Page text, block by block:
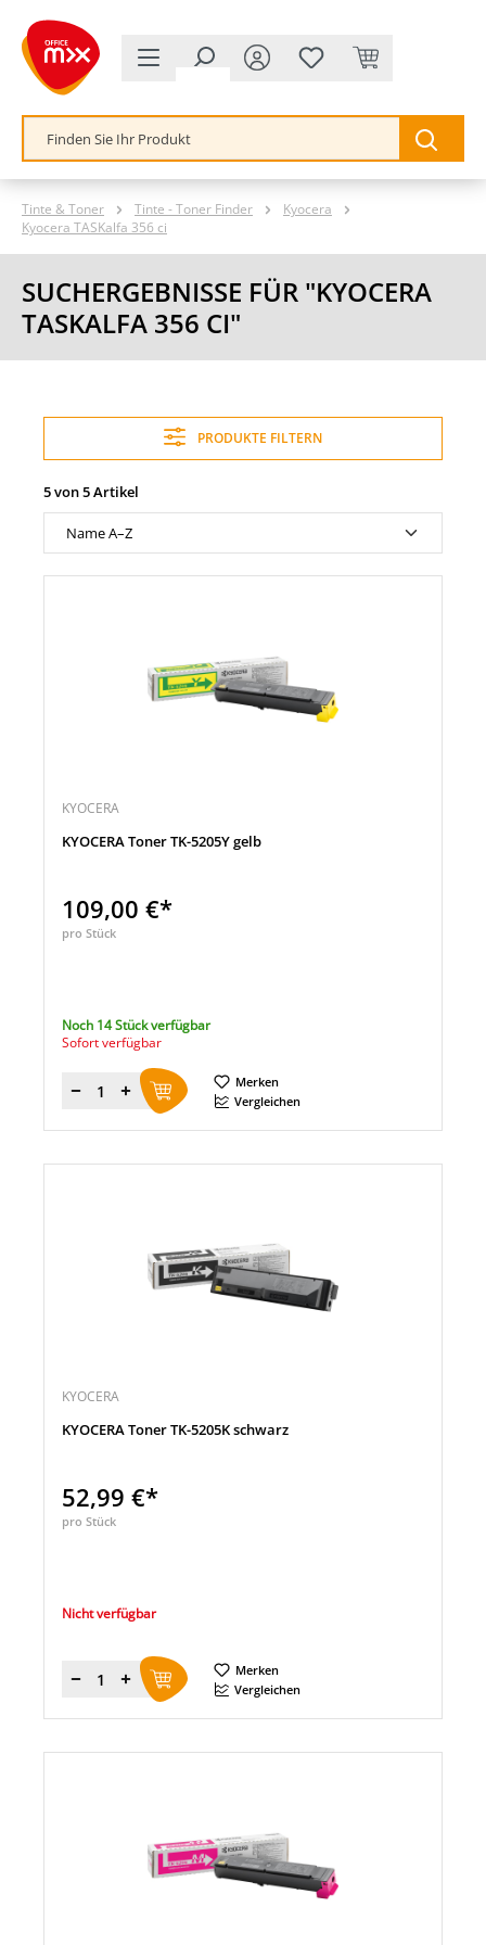
springen
Tinte & Toner Tinte - Toner Finder
Kyocera
Kyocera TASKalfa 356 ci
SUCHERGEBNISSE FÜR "KYOCERA
TASKALFA 356 CI"
PRODUKTE FILTERN
5 von 5 Artikel
KYOCERA
KYOCERA Toner TK-5205Y gelb
109,00 €*
pro Stück
Noch 14 Stück verfügbar
Sofort verfügbar
Menge
Merken
Vergleichen
KYOCERA
KYOCERA Toner TK-5205K schwarz
52,99 €*
pro Stück
Nicht verfügbar
Menge
Merken
Vergleichen